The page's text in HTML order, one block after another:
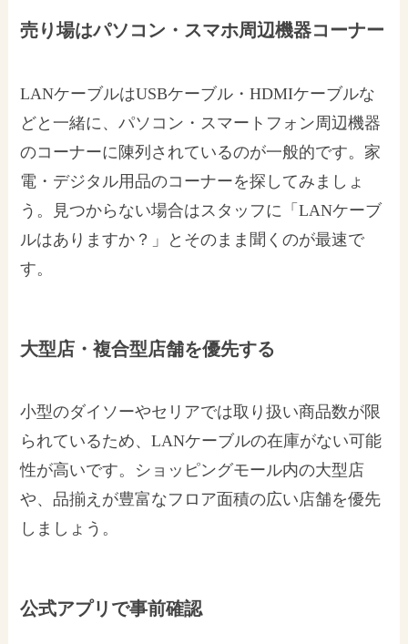
売り場はパソコン・スマホ周辺機器コーナー
LANケーブルはUSBケーブル・HDMIケーブルな
どと一緒に、パソコン・スマートフォン周辺機器
のコーナーに陳列されているのが一般的です。家
電・デジタル用品のコーナーを探してみましょ
う。見つからない場合はスタッフに「LANケーブ
ルはありますか？」とそのまま聞くのが最速で
す。
大型店・複合型店舗を優先する
小型のダイソーやセリアでは取り扱い商品数が限
られているため、LANケーブルの在庫がない可能
性が高いです。ショッピングモール内の大型店
や、品揃えが豊富なフロア面積の広い店舗を優先
しましょう。
公式アプリで事前確認